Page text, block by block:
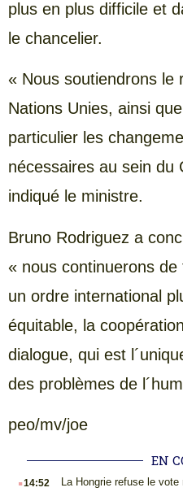
plus en plus difficile et
le chancelier.
« Nous soutiendrons le
Nations Unies, ainsi
particulier les
nécessaires au sein du
indiqué le ministre.
Bruno Rodriguez a
« nous continuerons
un ordre international
équitable, la
dialogue, qui est
des problèmes de
peo/mv/joe
EN
.14:52 La Hongrie refuse le vote